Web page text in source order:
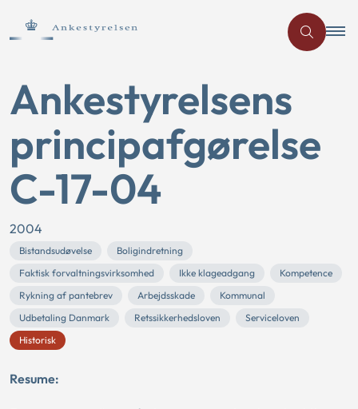
Ankestyrelsens
principafgørelse
C-17-04
2004
Bistandsudøvelse
Boligindretning
Faktisk forvaltningsvirksomhed
Ikke klageadgang
Kompetence
Rykning af pantebrev
Arbejdsskade
Kommunal
Udbetaling Danmark
Retssikkerhedsloven
Serviceloven
Historisk
Resume: